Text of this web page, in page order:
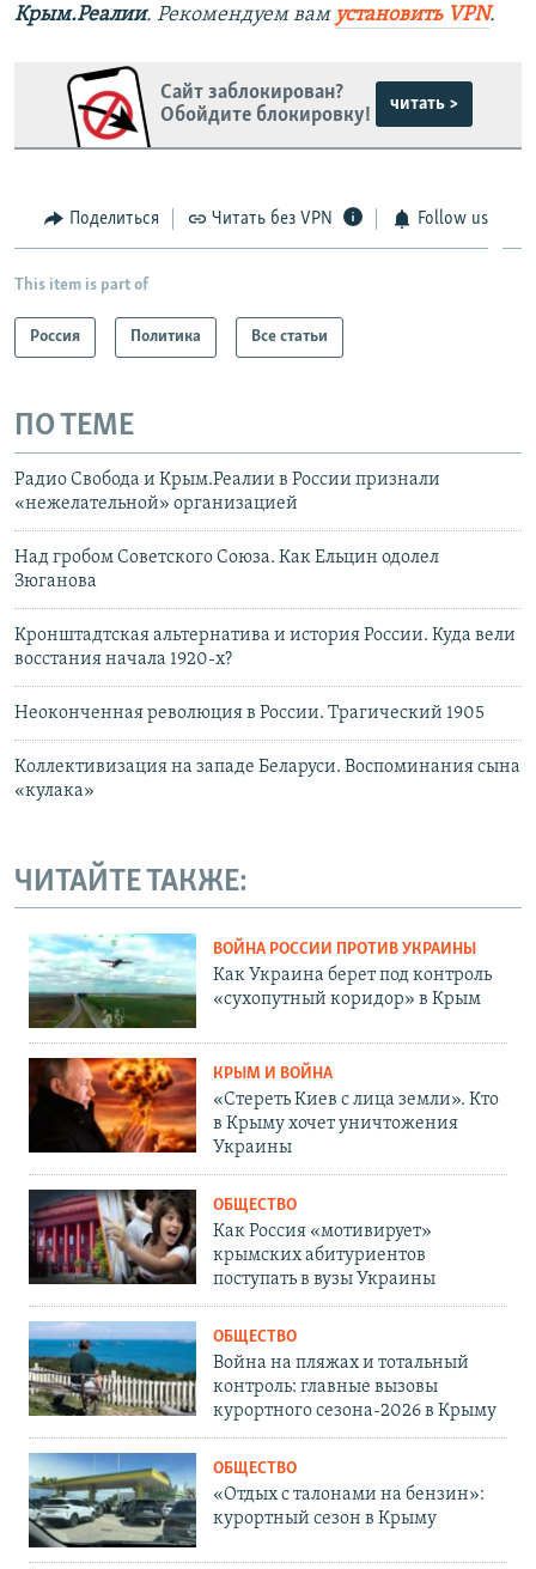
Крым.Реалии. Рекомендуем вам установить VPN.
Сайт заблокирован?
Обойдите блокировку!
читать >
Поделиться Читать без VPN Follow us
This item is part of
Россия Политика Все статьи
ПО ТЕМЕ
Радио Свобода и Крым.Реалии в России признали
«нежелательной» организацией
Над гробом Советского Союза. Как Ельцин одолел
Зюганова
Кронштадтская альтернатива и история России. Куда вели
восстания начала 1920-х?
Неоконченная революция в России. Трагический 1905
Коллективизация на западе Беларуси. Воспоминания сына
«кулака»
ЧИТАЙТЕ ТАКЖЕ:
ВОЙНА РОССИИ ПРОТИВ УКРАИНЫ
Как Украина берет под контроль
«сухопутный коридор» в Крым
КРЫМ И ВОЙНА
«Стереть Киев с лица земли». Кто
в Крыму хочет уничтожения
Украины
ОБЩЕСТВО
Как Россия «мотивирует»
крымских абитуриентов
поступать в вузы Украины
ОБЩЕСТВО
Война на пляжах и тотальный
контроль: главные вызовы
курортного сезона-2026 в Крыму
ОБЩЕСТВО
«Отдых с талонами на бензин»:
курортный сезон в Крыму